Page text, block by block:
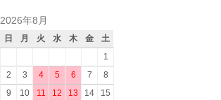
2026年8月
日 月 火 水 木 金
土
1
2
3 4 5 6 7
8
9
10 11 12 13 14
15